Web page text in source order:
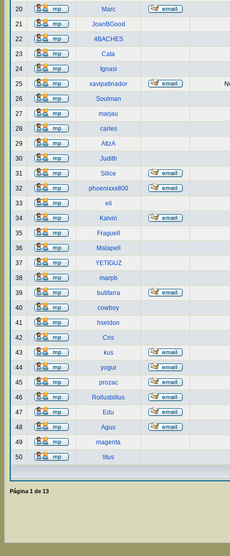
20 Marc
21 JoanBGood
22 4BACHES
23 Cata
24 Ignasi
25 xavipatinador
26 Soulman
27 marjau
28 carles
29 AtlzA
30 Judith
31 Silice
32 phoenixxx800
33 eli
34 Kalvin
35 Fraguell
36 Malapell
37 YETIGUZ
38 marpb
39 butifarra
40 cowboy
41 hseldon
42 Cris
43 kus
44 yogur
45 prozac
46 Rollusbillus
47 Edu
48 Agus
49 magenta
50 litus
Página 1 de 13